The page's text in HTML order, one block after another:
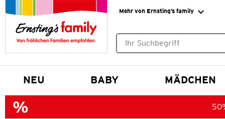
Mehr von Ernsting’s family
NEU BABY MÄDCHEN